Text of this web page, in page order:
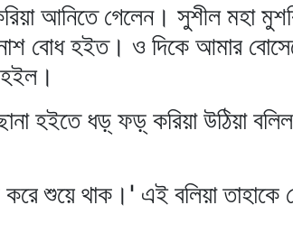
আনিতে গেলেন। সুশীল মহা
বোধ হইত। ও দিকে আমার
হইতে ধড়্‌ ফড়্‌ করিয়া উঠিয়া
শুয়ে থাক।' এই বলিয়া তাহাকে